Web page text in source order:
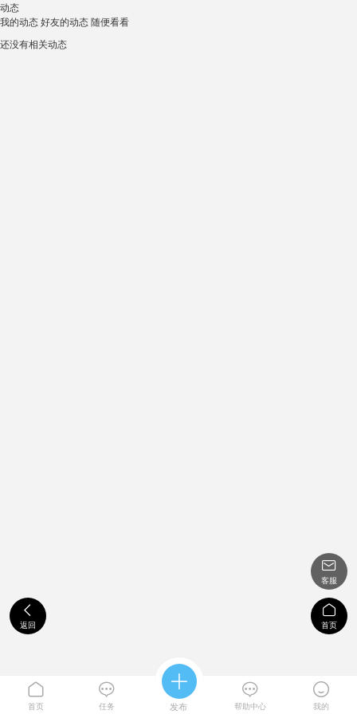
动态
我的动态好友的动态随便看看
还没有相关动态

返回

客服

首页

首页

任务

发布

帮助中心

我的